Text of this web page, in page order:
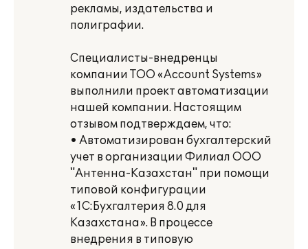
рекламы, издательства и
полиграфии.
Специалисты-внедренцы
компании ТОО «Account Systems»
выполнили проект автоматизации
нашей компании. Настоящим
отзывом подтверждаем, что:
• Автоматизирован бухгалтерский
учет в организации Филиал ООО
"Антенна-Казахстан" при помощи
типовой конфигурации
«1С:Бухгалтерия 8.0 для
Казахстана». В процессе
внедрения в типовую